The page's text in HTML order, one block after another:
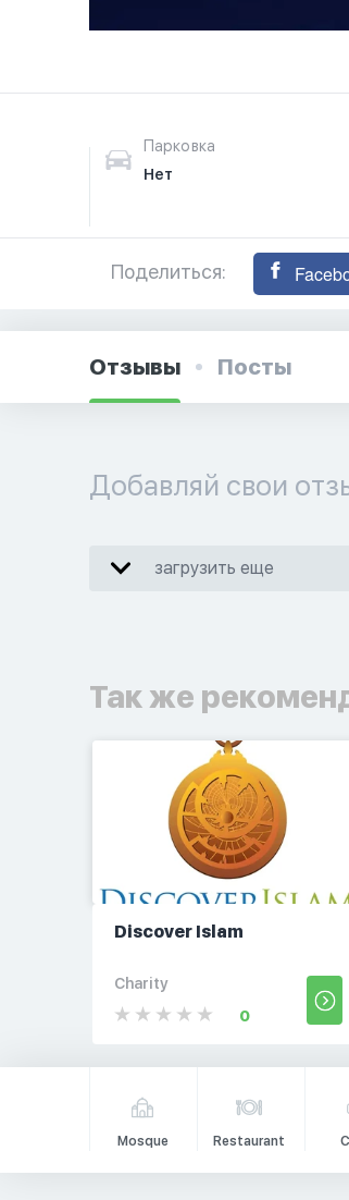
Парковка
Нет
Поделиться:
Отзывы Посты
Добавляй свои
загрузить еще
Так же
Discover Islam
Charity
0
Mosque Restaurant